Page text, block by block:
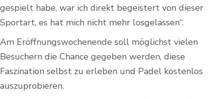
gespielt habe, war ich direkt begeistert von dieser
Sportart, es hat mich nicht mehr losgelassen“.
Am Eröffnungswochenende soll möglichst vielen
Besuchern die Chance gegeben werden, diese
Faszination selbst zu erleben und Padel kostenlos
auszuprobieren.